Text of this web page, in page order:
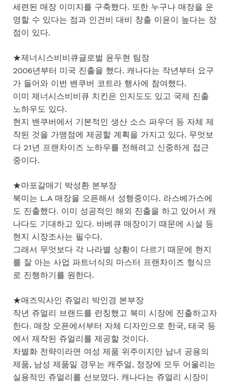
세련된 매장 이미지를 구축했다. 또한 누구나 매장을 운
영할 수 있다는 점과 인건비 대비 창출 이윤이 높다는 장
점이 있다.
★제너시스비비큐글로벌 윤두현 팀장
2006년부터 미국 진출을 했다. 캐나다는 작년부터 요구
가 들어와 이번 밴쿠버 코트라 행사에 참여했다.
이미 제너시스비비큐 치킨은 인지도도 있고 국제 진출
노하우도 있다.
현지 밴쿠버에서 기본적인 생산 소스 파우더 등 자체 제
작된 것을 가맹점에 제공할 계획을 가지고 있다. 무엇보
다 21년 프랜차이즈 노하우를 전해려고 신중하게 접근
중이다.
★마포갈매기 박성환 본부장
북미는 L.A 매장을 오픈해서 성행중이다. 라스베가스에
도 진출했다. 이미 성공적인 해외 진출을 하고 있어서 캐
나다도 기대하고 있다. 바베큐 매장이기 때문에 시설 등
현지 시장조사는 필수다.
그래서 무엇보다 각 나라별 상황이 다르기 때문에 현지
를 잘 아는 사업 파트너식의 마스터 프랜차이즈 형식으
로 진행하기를 원한다.
★매즈믹사인 쥬얼리 박인경 본부장
작년 쥬얼리 브랜드를 런칭했고 북미 시장에 진출하고자
한다. 매장 오픈에서부터 자체 디자인으로 한국, 태국 등
에서 제작된 쥬얼리를 제공할 것이다.
차별화 전략이라면 여성 제품 위주이지만 남녀 공용의
제품, 남성 제품일 경우는 캐주얼, 정장에 모두 어울리는
실용적인 쥬얼리를 선보였다. 캐나다는 쥬얼리 시장이